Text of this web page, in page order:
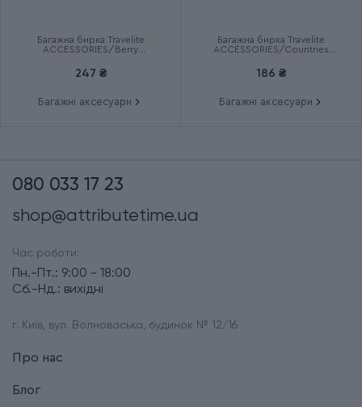
Багажна бирка Travelite
ACCESSORIES/Berry
247 ₴
Багажні аксесуари
Багажна бирка Travelite
ACCESSORIES/Countries
186 ₴
Багажні аксесуари
080 033 17 23
shop@attributetime.ua
Час роботи:
Пн.-Пт.: 9:00 - 18:00
Сб.-Нд.: вихідні
г. Київ, вул. Волноваська, будинок № 12/16
Про нас
Блог